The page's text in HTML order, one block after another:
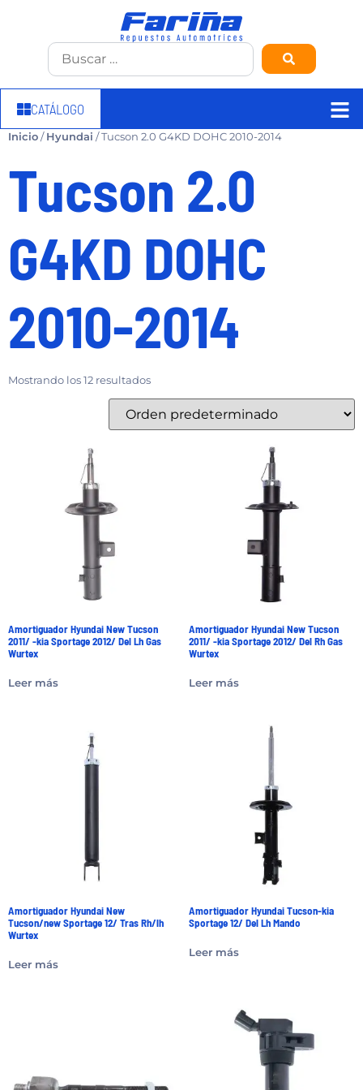
CATÁLOGO
Inicio/Hyundai / Tucson 2.0 G4KD DOHC 2010-2014
Tucson 2.0
G4KD DOHC
2010-2014
Mostrando los 12 resultados
Amortiguador Hyundai New Tucson
2011/ -kia Sportage 2012/ Del Lh Gas
Wurtex
Leer más
Amortiguador Hyundai New Tucson
2011/ -kia Sportage 2012/ Del Rh Gas
Wurtex
Leer más
Amortiguador Hyundai New
Tucson/new Sportage 12/ Tras Rh/lh
Wurtex
Leer más
Amortiguador Hyundai Tucson-kia
Sportage 12/ Del Lh Mando
Leer más